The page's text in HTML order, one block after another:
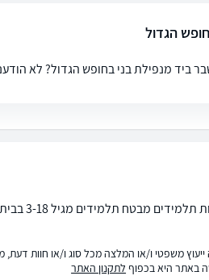
הגדול
ביד מנפילת בני בחופש הגדול? לא
ייעוץ משפטי ו/או המלצה מכל סוג ו/או חוות
באתר היא בכפוף לתקנון האתר